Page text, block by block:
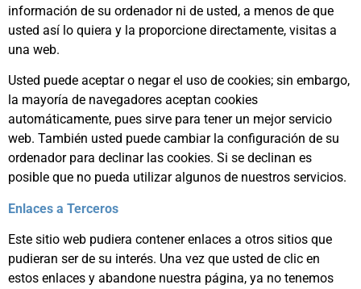
información de su ordenador ni de usted, a menos de que
usted así lo quiera y la proporcione directamente, visitas a
una web.
Usted puede aceptar o negar el uso de cookies; sin embargo,
la mayoría de navegadores aceptan cookies
automáticamente, pues sirve para tener un mejor servicio
web. También usted puede cambiar la configuración de su
ordenador para declinar las cookies. Si se declinan es
posible que no pueda utilizar algunos de nuestros servicios.
Enlaces a Terceros
Este sitio web pudiera contener enlaces a otros sitios que
pudieran ser de su interés. Una vez que usted de clic en
estos enlaces y abandone nuestra página, ya no tenemos